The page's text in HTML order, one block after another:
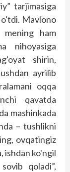
tarjimasiga
Mavlono
mening ham
nihoyasiga
shirin,
ayrilib
oqqa
qavatda
mashinkada
– tushlikni
ovqatingiz
ishdan ko'ngil
qoladi”,